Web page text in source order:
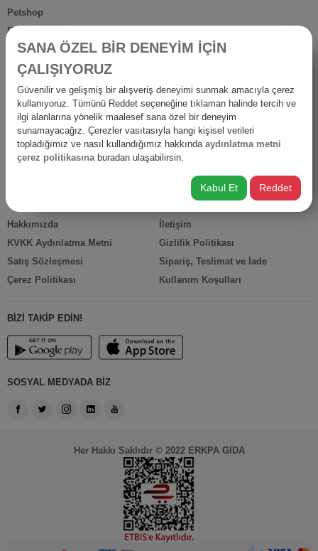
Petshop
Ev Dışı Tüketim
Kişisel Bakım
Anne Bebek
İş Yerine Özel
Oto-Yapı-Bahçe
Hediyelik Ürünler
Diğer Ürünler
İsraf
Hakkımızda
KVKK Aydınlatma Metni
Satış Sözleşmesi
Çerez Politikası
İletişim
Gizlilik Politikası
Sipariş, Teslimat ve İade
Kullanım Koşulları
BİZİ TAKİP EDİN!
SOSYAL MEDYADA BİZ
Her Hakkı Saklıdır © 2022 ERKPA GIDA
SANA ÖZEL BİR DENEYİM İÇİN
ÇALIŞIYORUZ
Güvenilir ve gelişmiş bir alışveriş deneyimi sunmak amacıyla çerez
kullanıyoruz. Tümünü Reddet seçeneğine tıklaman halinde tercih ve
ilgi alanlarına yönelik maalesef sana özel bir deneyim
sunamayacağız. Çerezler vasıtasıyla hangi kişisel verileri
topladığımız ve nasıl kullandığımız hakkında aydınlatma metni
çerez politikasınaburadan ulaşabilirsin.
Kabul Et Reddet